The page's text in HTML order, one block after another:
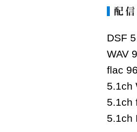
DSF
WAV
flac
5.1ch
5.1ch
5.1ch